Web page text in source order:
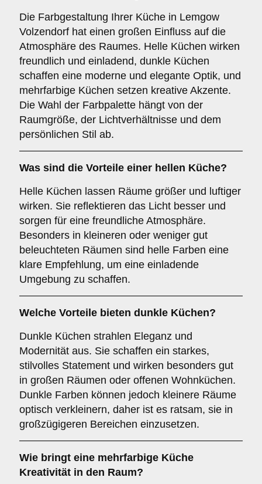
Die Farbgestaltung Ihrer Küche in Lemgow
Volzendorf hat einen großen Einfluss auf die
Atmosphäre des Raumes. Helle Küchen wirken
freundlich und einladend, dunkle Küchen
schaffen eine moderne und elegante Optik, und
mehrfarbige Küchen setzen kreative Akzente.
Die Wahl der Farbpalette hängt von der
Raumgröße, der Lichtverhältnisse und dem
persönlichen Stil ab.
Was sind die Vorteile einer hellen Küche?
Helle Küchen lassen Räume größer und luftiger
wirken. Sie reflektieren das Licht besser und
sorgen für eine freundliche Atmosphäre.
Besonders in kleineren oder weniger gut
beleuchteten Räumen sind helle Farben eine
klare Empfehlung, um eine einladende
Umgebung zu schaffen.
Welche Vorteile bieten dunkle Küchen?
Dunkle Küchen strahlen Eleganz und
Modernität aus. Sie schaffen ein starkes,
stilvolles Statement und wirken besonders gut
in großen Räumen oder offenen Wohnküchen.
Dunkle Farben können jedoch kleinere Räume
optisch verkleinern, daher ist es ratsam, sie in
großzügigeren Bereichen einzusetzen.
Wie bringt eine mehrfarbige Küche
Kreativität in den Raum?